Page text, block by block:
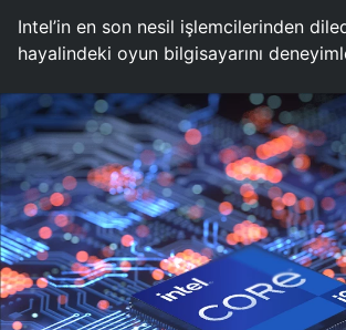
Intel’in en son nesil işlemcilerinden
hayalindeki oyun bilgisayarını